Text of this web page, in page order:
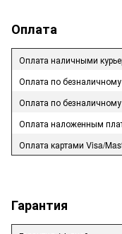
Оплата
Оплата наличными
Оплата по безналичному
Оплата по
Оплата наложенным
Оплата картами Visa/
Гарантия